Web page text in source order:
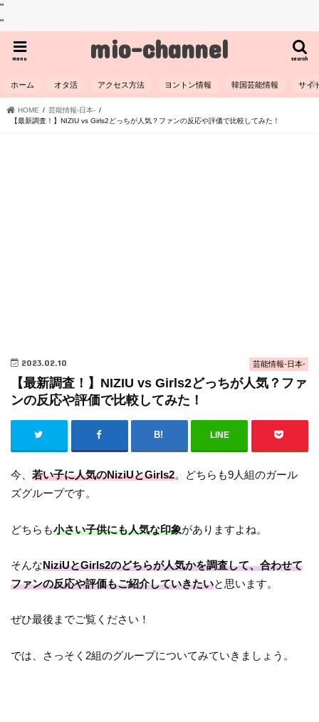
"
"
mio-channel search
menu
ホーム オタ活 アクセス方法 ヨントン情報 韓国芸能情報 サイ
HOME
芸能情報-日本-
【最新調査！】NIZIU vs Girls2どっちが人気？ファンの反応や評価で比較してみた！
芸能情報-日本-
2023.02.10
【最新調査！】NIZIU vs Girls2どっちが人気？ファ
ンの反応や評価で比較してみた！
LINE
今、若い子に人気のNiziUとGirls2。どちらも9人組のガール
ズグループです。
どちらも小さい子供にも人気な印象がありますよね。
そんなNiziUとGirls2のどちらが人気かを調査して、合わせて
ファンの反応や評価もご紹介していきたいと思います。
ぜひ最後までご覧ください！
では、さっそく2組のグループについてみていきましょう。